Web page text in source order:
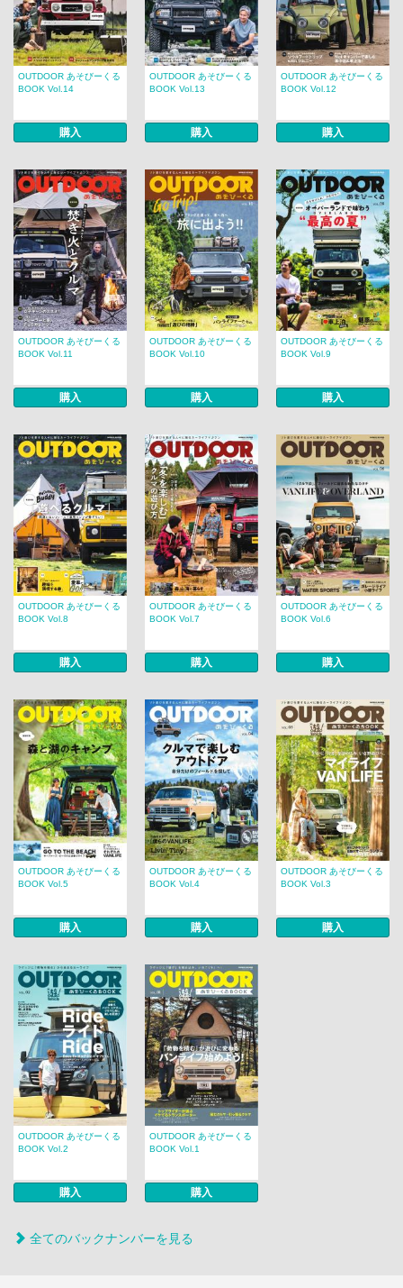
OUTDOOR あそびーくる
BOOK Vol.14
購入
OUTDOOR あそびーくる
BOOK Vol.13
購入
OUTDOOR あそびーくる
BOOK Vol.12
購入
OUTDOOR あそびーくる
BOOK Vol.11
購入
OUTDOOR あそびーくる
BOOK Vol.10
購入
OUTDOOR あそびーくる
BOOK Vol.9
購入
OUTDOOR あそびーくる
BOOK Vol.8
購入
OUTDOOR あそびーくる
BOOK Vol.7
購入
OUTDOOR あそびーくる
BOOK Vol.6
購入
OUTDOOR あそびーくる
BOOK Vol.5
購入
OUTDOOR あそびーくる
BOOK Vol.4
購入
OUTDOOR あそびーくる
BOOK Vol.3
購入
OUTDOOR あそびーくる
BOOK Vol.2
購入
OUTDOOR あそびーくる
BOOK Vol.1
購入
全てのバックナンバーを見る